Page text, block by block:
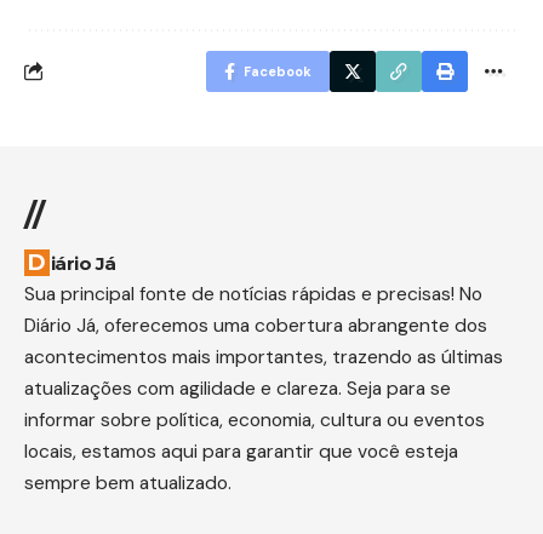
Facebook
//
Diário Já
Sua principal fonte de notícias rápidas e precisas! No
Diário Já, oferecemos uma cobertura abrangente dos
acontecimentos mais importantes, trazendo as últimas
atualizações com agilidade e clareza. Seja para se
informar sobre política, economia, cultura ou eventos
locais, estamos aqui para garantir que você esteja
sempre bem atualizado.